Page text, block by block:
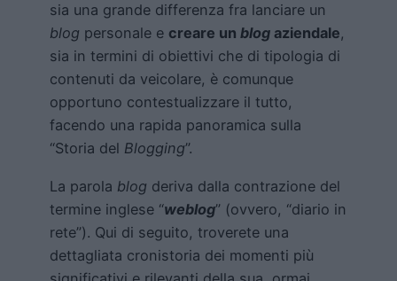
sia una grande differenza fra lanciare un
blog personale e creare un blog aziendale,
sia in termini di obiettivi che di tipologia di
contenuti da veicolare, è comunque
opportuno contestualizzare il tutto,
facendo una rapida panoramica sulla
“Storia del Blogging”.
La parola blog deriva dalla contrazione del
termine inglese “weblog” (ovvero, “diario in
rete”). Qui di seguito, troverete una
dettagliata cronistoria dei momenti più